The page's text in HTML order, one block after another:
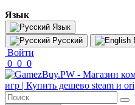
Язык
Язык
Русский
Войти
0 0 0